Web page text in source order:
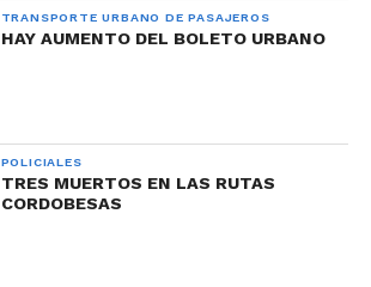
TRANSPORTE URBANO DE PASAJEROS
HAY AUMENTO DEL BOLETO URBANO
POLICIALES
TRES MUERTOS EN LAS RUTAS
CORDOBESAS